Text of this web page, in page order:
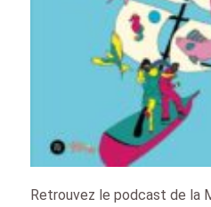
Retrouvez le podcast de la